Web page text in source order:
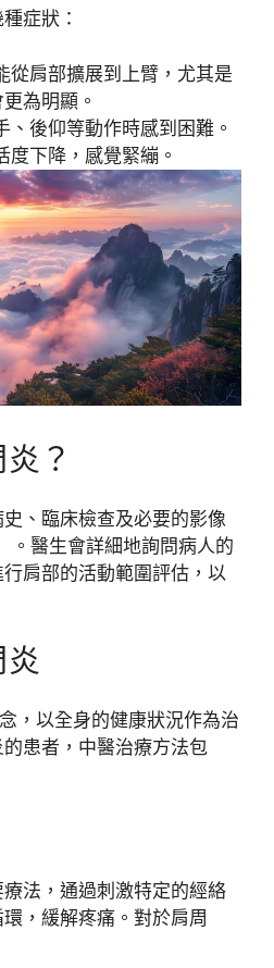
症狀：
從肩部擴展到上臂，尤其是
為明顯。
、後仰等動作時感到困難。
度下降，感覺緊繃。
？
、臨床檢查及必要的影像
。醫生會詳細地詢問病人的
肩部的活動範圍評估，以
，以全身的健康狀況作為治
患者，中醫治療方法包
法，通過刺激特定的經絡
，緩解疼痛。對於肩周